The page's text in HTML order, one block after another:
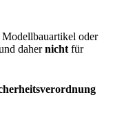
oder
dahernicht für